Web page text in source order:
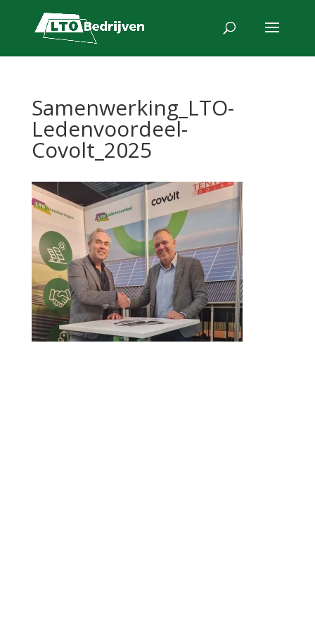
Samenwerking_LTO-
Ledenvoordeel-
Covolt_2025